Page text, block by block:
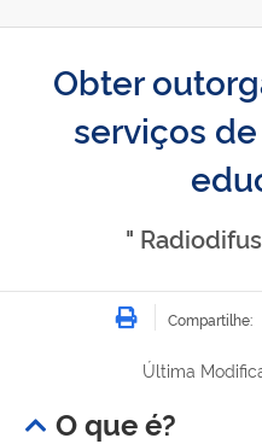
Obter
serviços
"
Imprimir
Compartilhe:
Última
O que é?